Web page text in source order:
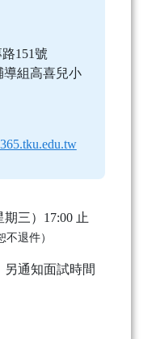
151號
導組高喜兒小
期三）17:00 止
不退件）
通知面試時間